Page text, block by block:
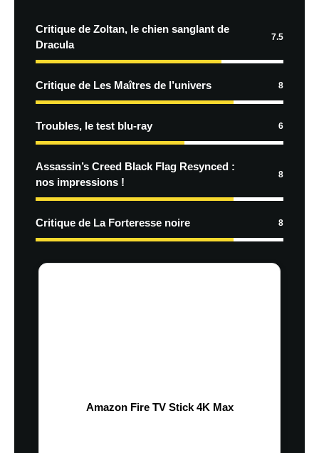
Critique de Zoltan, le chien sanglant de
Dracula
7.5
Critique de Les Maîtres de l’univers 8
Troubles, le test blu-ray 6
Assassin’s Creed Black Flag Resynced :
nos impressions !
8
Critique de La Forteresse noire 8
Amazon Fire TV Stick 4K Max